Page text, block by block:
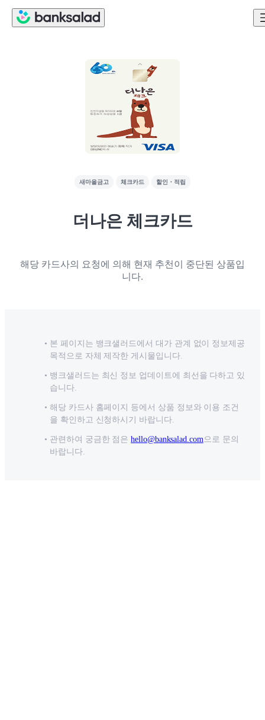
새마을금고 체크카드 할인・적립
더나은 체크카드
해당 카드사의 요청에 의해 현재 추천이 중단된 상품입
니다.
본 페이지는 뱅크샐러드에서 대가 관계 없이 정보제공
목적으로 자체 제작한 게시물입니다.
뱅크샐러드는 최신 정보 업데이트에 최선을 다하고 있
습니다.
해당 카드사 홈페이지 등에서 상품 정보와 이용 조건
을 확인하고 신청하시기 바랍니다.
관련하여 궁금한 점은 hello@banksalad.com 으로 문의
바랍니다.